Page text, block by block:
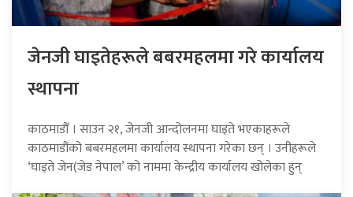
जेनजी घाइतेहरूले बबरमहलमा गरे कार्यालय
स्थापना
काठमाडौँ । साउन २१, जेनजी आन्दोलनमा घाइते भएकाहरूले
काठमाडौंको बबरमहलमा कार्यालय स्थापना गरेका छन् । उनीहरूले
‘घाइते जेन(जेड नेपाल’ को नाममा केन्द्रीय कार्यालय खोलेका हुन्